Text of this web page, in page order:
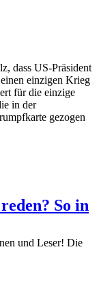
dass US-Präsident
einzigen Krieg
für die einzige
in der
gezogen
So in
und Leser! Die